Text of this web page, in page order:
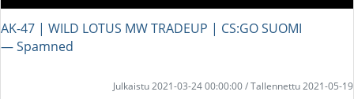
AK-47 | WILD LOTUS MW TRADEUP | CS:GO SUOMI
― Spamned
Julkaistu 2021-03-24 00:00:00 / Tallennettu 2021-05-19